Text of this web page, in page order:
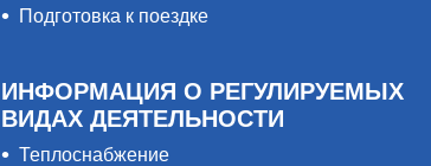
Подготовка к поездке
ИНФОРМАЦИЯ О РЕГУЛИРУЕМЫХ
ВИДАХ ДЕЯТЕЛЬНОСТИ
Теплоснабжение